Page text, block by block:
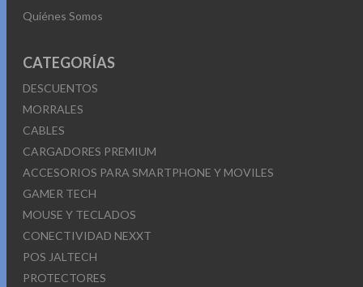
Quiénes Somos
CATEGORÍAS
DESCUENTOS
MORRALES
CABLES
CARGADORES PREMIUM
ACCESORIOS PARA SMARTPHONE Y MOVILES
GAMER TECH
MOUSE Y TECLADOS
CONECTIVIDAD NEXXT
POS JALTECH
PROTECTORES